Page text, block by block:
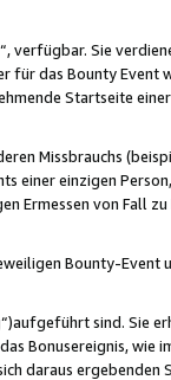
Sie
für das Bounty Event
Startseite
Missbrauchs
einer einzigen
Ermessen von Fall
Bounty-Event
“)aufgeführt sind. Sie
Bonusereignis, wie
daraus ergebenden